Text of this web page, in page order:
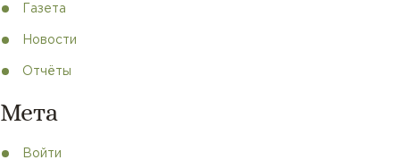
Газета
Новости
Отчёты
Мета
Войти